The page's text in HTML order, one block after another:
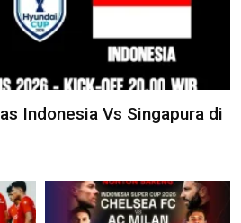
Indonesia Vs Singapura di